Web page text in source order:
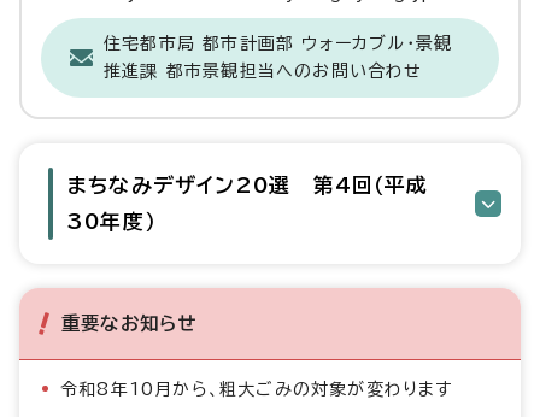
住宅都市局 都市計画部 ウォーカブル・景観
推進課 都市景観担当へのお問い合わせ
まちなみデザイン20選 第4回（平成
30年度）
重要なお知らせ
令和8年10月から、粗大ごみの対象が変わります